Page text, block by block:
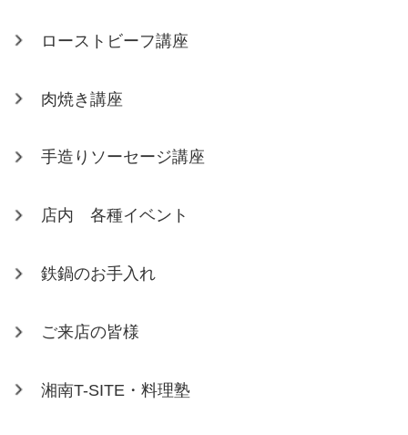
ローストビーフ講座
肉焼き講座
手造りソーセージ講座
店内 各種イベント
鉄鍋のお手入れ
ご来店の皆様
湘南T-SITE・料理塾